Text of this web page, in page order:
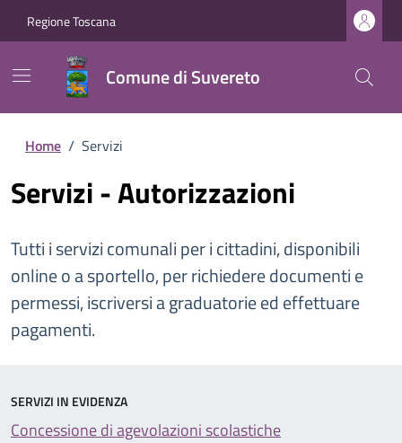
Regione Toscana
Comune di Suvereto
Home / Servizi
Servizi - Autorizzazioni
Tutti i servizi comunali per i cittadini, disponibili
online o a sportello, per richiedere documenti e
permessi, iscriversi a graduatorie ed effettuare
pagamenti.
SERVIZI IN EVIDENZA
Concessione di agevolazioni scolastiche